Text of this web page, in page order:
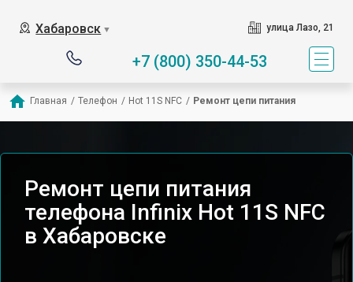
Хабаровск ▼ улица Лазо, 21
+7 (800) 350-44-53
Главная / Телефон / Hot 11S NFC / Ремонт цепи питания
Ремонт цепи питания
телефона Infinix Hot 11S NFC
в Хабаровске